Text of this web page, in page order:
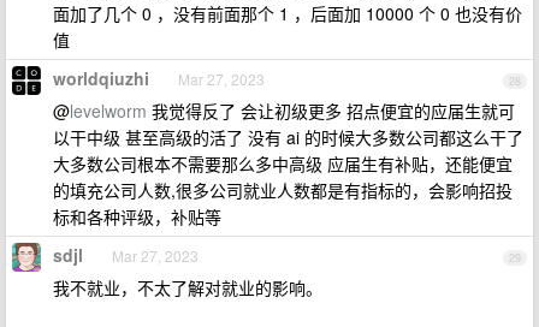
面加了几个 0 ，没有前面那个 1 ，后面加 10000 个 0 也没有价
值
28
worldqiuzhi Mar 27, 2023
@levelworm 我觉得反了 会让初级更多 招点便宜的应届生就可
以干中级 甚至高级的活了 没有 ai 的时候大多数公司都这么干了
大多数公司根本不需要那么多中高级 应届生有补贴，还能便宜
的填充公司人数,很多公司就业人数都是有指标的，会影响招投
标和各种评级，补贴等
29
sdjl Mar 27, 2023
我不就业，不太了解对就业的影响。